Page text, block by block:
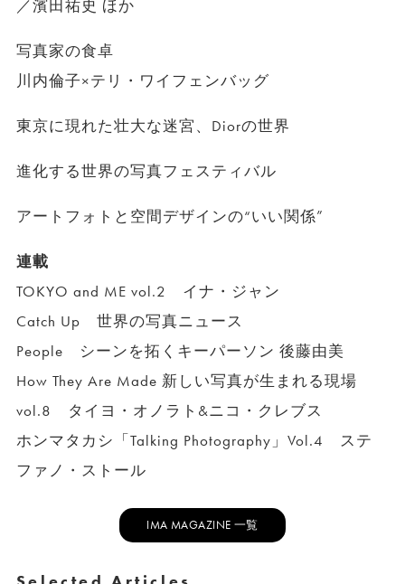
／濱田祐史 ほか
写真家の食卓
川内倫子×テリ・ワイフェンバッグ
東京に現れた壮大な迷宮、Diorの世界
進化する世界の写真フェスティバル
アートフォトと空間デザインの“いい関係”
連載
TOKYO and ME vol.2 イナ・ジャン
Catch Up 世界の写真ニュース
People シーンを拓くキーパーソン 後藤由美
How They Are Made 新しい写真が生まれる現場
vol.8 タイヨ・オノラト&ニコ・クレブス
ホンマタカシ「Talking Photography」Vol.4 ステ
ファノ・ストール
IMA MAGAZINE 一覧